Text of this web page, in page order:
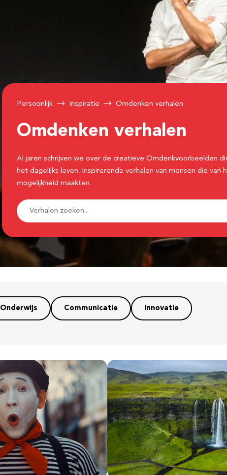
Persoonlijk Inspiratie Omdenken verhalen
Omdenken verhalen
Al jaren schrijven we over de creatieve Omdenkvoorbeelden
het dagelijks leven. Inspirerende verhalen van mensen die van
mogelijkheid maakten.
Onderwijs Communicatie Innovatie